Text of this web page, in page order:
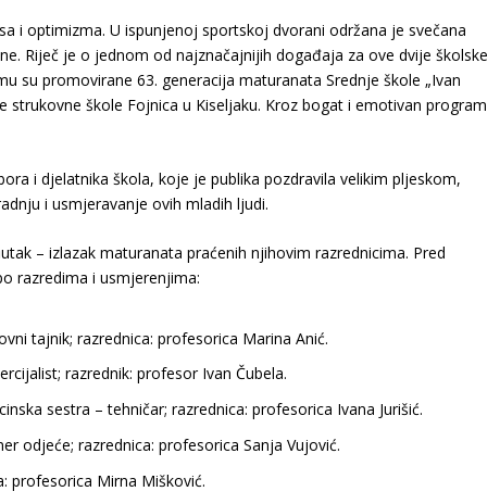
i optimizma. U ispunjenoj sportskoj dvorani održana je svečana
Riječ je o jednom od najznačajnijih događaja za ove dvije školske
su promovirane 63. generacija maturanata Srednje škole „Ivan
strukovne škole Fojnica u Kiseljaku. Kroz bogat i emotivan program
i djelatnika škola, koje je publika pozdravila velikim pljeskom,
i usmjeravanje ovih mladih ljudi.
– izlazak maturanata praćenih njihovim razrednicima. Pred
razredima i usmjerenjima:
tajnik; razrednica: profesorica Marina Anić.
razrednik: profesor Ivan Čubela.
sestra – tehničar; razrednica: profesorica Ivana Jurišić.
odjeće; razrednica: profesorica Sanja Vujović.
profesorica Mirna Mišković.